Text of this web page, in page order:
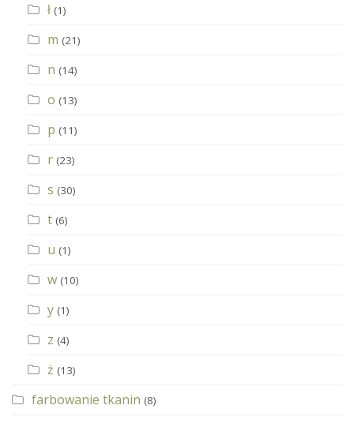
ł (1)
m (21)
n (14)
o (13)
p (11)
r (23)
s (30)
t (6)
u (1)
w (10)
y (1)
z (4)
ż (13)
farbowanie tkanin (8)